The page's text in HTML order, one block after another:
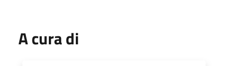
A cura di